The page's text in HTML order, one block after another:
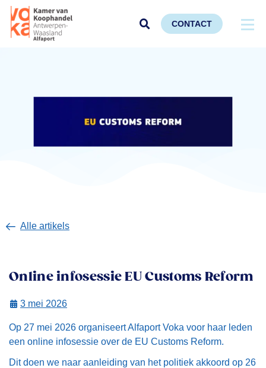
CONTACT
Alle artikels
Online infosessie EU Customs Reform
3 mei 2026
Op 27 mei 2026 organiseert Alfaport Voka voor haar leden
een online infosessie over de EU Customs Reform.
Dit doen we naar aanleiding van het politiek akkoord op 26